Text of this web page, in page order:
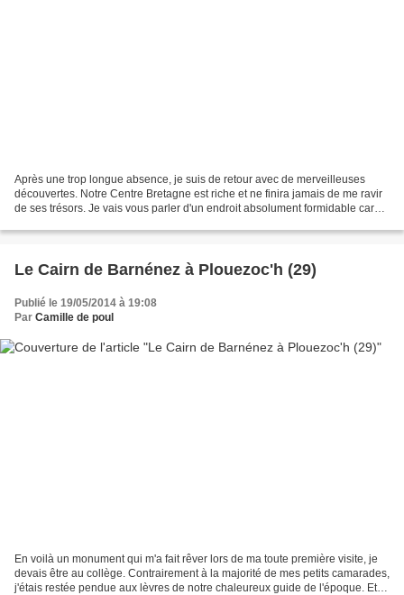
Après une trop longue absence, je suis de retour avec de merveilleuses
découvertes. Notre Centre Bretagne est riche et ne finira jamais de me ravir
de ses trésors. Je vais vous parler d'un endroit absolument formidable car
Le Cairn de Barnénez à Plouezoc'h (29)
Publié le 19/05/2014 à 19:08
Par Camille de poul
En voilà un monument qui m'a fait rêver lors de ma toute première visite, je
devais être au collège. Contrairement à la majorité de mes petits camarades,
j'étais restée pendue aux lèvres de notre chaleureux guide de l'époque. Et